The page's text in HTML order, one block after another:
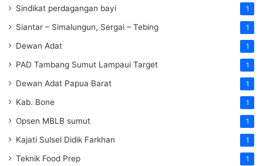
Sindikat perdagangan bayi 1
Siantar – Simalungun, Sergai – Tebing 1
Dewan Adat 1
PAD Tambang Sumut Lampaui Target 1
Dewan Adat Papua Barat 1
Kab. Bone 1
Opsen MBLB sumut 1
Kajati Sulsel Didik Farkhan 1
Teknik Food Prep 1